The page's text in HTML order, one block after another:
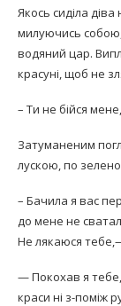
Якось сиділа
милуючись собою,
водяний цар.
красуні, щоб не
– Ти не бійся
Затуманеним
лускою, по
– Бачила я вас
до мене не
Не лякаюся
— Покохав я тебе,
краси ні з-поміж